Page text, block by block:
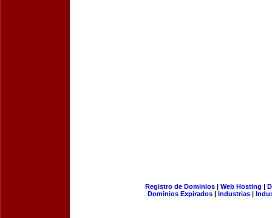
Registro de Dominios| Web Hosting |
Dominios Expirados | Industrias |